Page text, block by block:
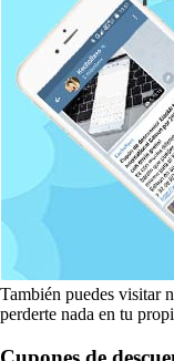
También puedes visitar
perderte nada en tu